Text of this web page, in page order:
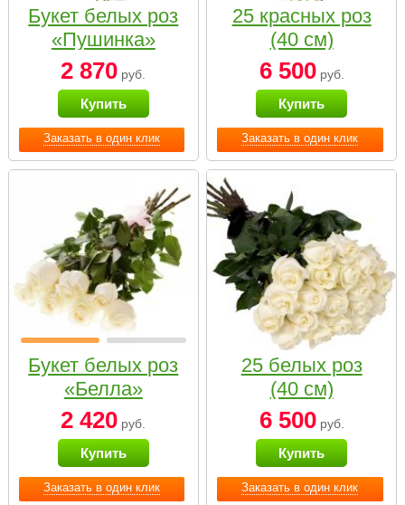
Заказать в один клик
Букет белых роз
«Пушинка»
2 870 руб.
Купить
Заказать в один клик
25 красных роз
(40 см)
6 500руб.
Купить
Заказать в один клик
Букет белых роз
«Белла»
2 420 руб.
Купить
Заказать в один клик
25 белых роз
(40 см)
6 500руб.
Купить